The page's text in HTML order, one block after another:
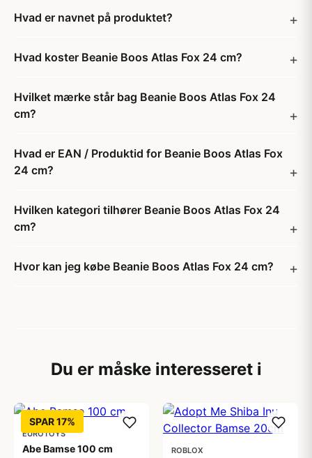
Hvad er navnet på produktet?
Hvad koster Beanie Boos Atlas Fox 24 cm?
Hvilket mærke står bag Beanie Boos Atlas Fox 24
cm?
Hvad er EAN / Produktid for Beanie Boos Atlas Fox
24 cm?
Hvilken kategori tilhører Beanie Boos Atlas Fox 24
cm?
Hvor kan jeg købe Beanie Boos Atlas Fox 24 cm?
Du er måske interesseret i
SPAR 17%
EUROTOYS
Abe Bamse 100 cm ROBLOX